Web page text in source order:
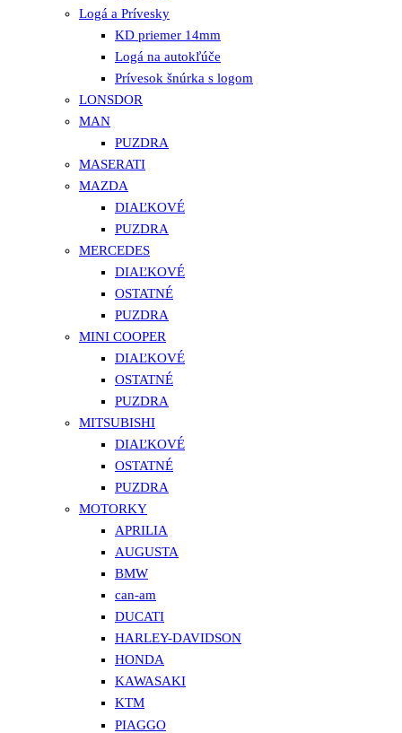
Logá a Prívesky
KD priemer 14mm
Logá na autokľúče
Prívesok šnúrka s logom
LONSDOR
MAN
PUZDRA
MASERATI
MAZDA
DIAĽKOVÉ
PUZDRA
MERCEDES
DIAĽKOVÉ
OSTATNÉ
PUZDRA
MINI COOPER
DIAĽKOVÉ
OSTATNÉ
PUZDRA
MITSUBISHI
DIAĽKOVÉ
OSTATNÉ
PUZDRA
MOTORKY
APRILIA
AUGUSTA
BMW
can-am
DUCATI
HARLEY-DAVIDSON
HONDA
KAWASAKI
KTM
PIAGGO